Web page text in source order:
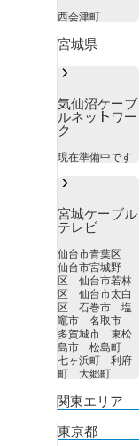
西会津町
宮城県
気仙沼ケーブ
ルネットワー
ク
現在準備中です
宮城ケーブル
テレビ
仙台市青葉区
仙台市宮城野
区 仙台市若林
区 仙台市太白
区 石巻市 塩
竈市 名取市
多賀城市 東松
島市 松島町
七ヶ浜町 利府
町 大郷町
関東エリア
東京都